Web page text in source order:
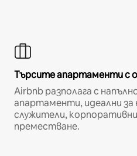
Търсите апартаменти с
Airbnb разполага с
апартаменти, идеални за
служители,
преместване.